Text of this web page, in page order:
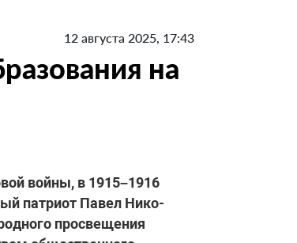
12 августа 2025, 17:43
на
войны, в 1915–1916
патриот Павел Нико­
про­свещения